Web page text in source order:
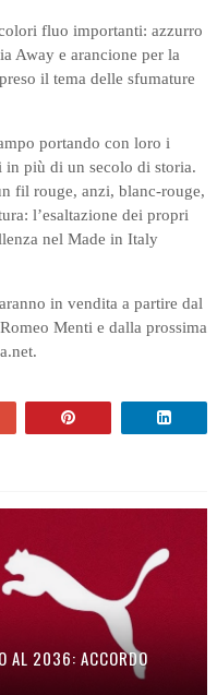
fluo importanti: azzurro
Away e arancione per la
il tema delle sfumature
portando con loro i
più di un secolo di storia.
fil rouge, anzi, blanc-rouge,
l’esaltazione dei propri
nel Made in Italy
in vendita a partire dal
Menti e dalla prossima
AL 2036: ACCORDO